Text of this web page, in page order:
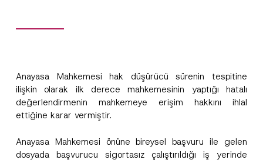
Anayasa Mahkemesi hak düşürücü sürenin tespitine
ilişkin olarak ilk derece mahkemesinin yaptığı hatalı
değerlendirmenin mahkemeye erişim hakkını ihlal
ettiğine karar vermiştir.
Anayasa Mahkemesi önüne bireysel başvuru ile gelen
dosyada başvurucu sigortasız çalıştırıldığı iş yerinde